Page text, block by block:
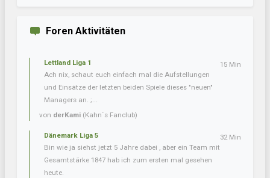
Foren Aktivitäten
Lettland Liga 1
Ach nix, schaut euch einfach mal die Aufstellungen
und Einsätze der letzten beiden Spiele dieses "neuen"
Managers an. ;...
von derKami (Kahn´s Fanclub)
15 Min
Dänemark Liga 5
Bin wie ja siehst jetzt 5 Jahre dabei , aber ein Team mit
Gesamtstärke 1847 hab ich zum ersten mal gesehen
heute.
32 Min